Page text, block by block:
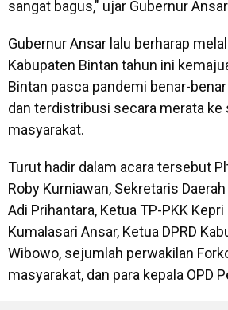
sangat bagus," ujar Gubernur
Gubernur Ansar lalu berharap
Kabupaten Bintan tahun ini
Bintan pasca pandemi benar-
dan terdistribusi secara merata ke
masyarakat.
Turut hadir dalam acara tersebut
Roby Kurniawan, Sekretaris
Adi Prihantara, Ketua TP-PKK
Kumalasari Ansar, Ketua DPRD
Wibowo, sejumlah perwakilan
masyarakat, dan para kepala OPD